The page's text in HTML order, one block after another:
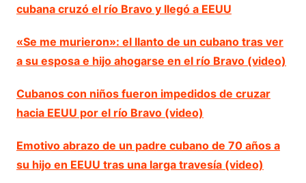
cubana cruzó el río Bravo y llegó a EEUU
«Se me murieron»: el llanto de un cubano tras ver
a su esposa e hijo ahogarse en el río Bravo (video)
Cubanos con niños fueron impedidos de cruzar
hacia EEUU por el río Bravo (video)
Emotivo abrazo de un padre cubano de 70 años a
su hijo en EEUU tras una larga travesía (video)